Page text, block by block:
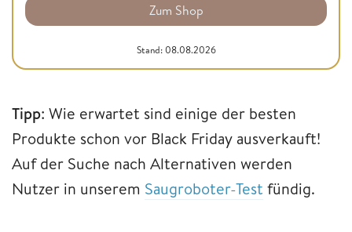
Zum Shop
Stand: 08.08.2026
Tipp: Wie erwartet sind einige der besten
Produkte schon vor Black Friday ausverkauft!
Auf der Suche nach Alternativen werden
Nutzer in unserem Saugroboter-Test fündig.